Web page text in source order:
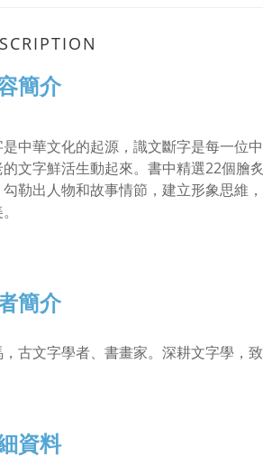
簡介
中華文化的起源，識文斷字是每一位
文字鮮活生動起來。書中精選22個膾
勒出人物和故事情節，建立形象思維
簡介
古文字學者、書畫家。深耕文字學，
資料